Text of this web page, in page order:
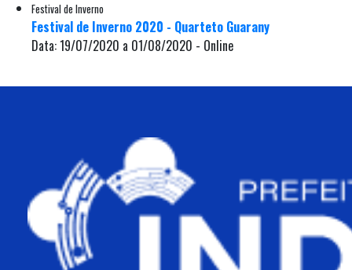
Festival de Inverno
Festival de Inverno 2020 - Quarteto Guarany
Data: 19/07/2020 a 01/08/2020 - Online